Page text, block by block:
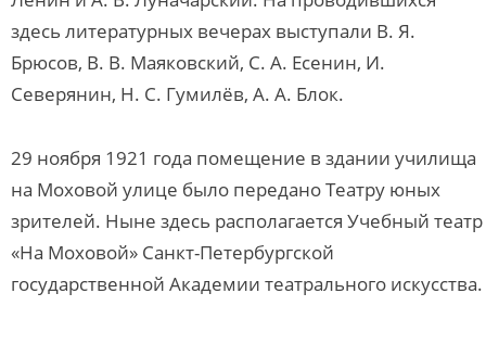
здесь литературных вечерах выступали В. Я.
Брюсов, В. В. Маяковский, С. А. Есенин, И.
Северянин, Н. С. Гумилёв, А. А. Блок.
29 ноября 1921 года помещение в здании училища
на Моховой улице было передано Театру юных
зрителей. Ныне здесь располагается Учебный театр
«На Моховой» Санкт-Петербургской
государственной Академии театрального искусства.